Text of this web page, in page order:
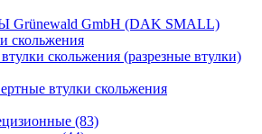
GmbH (DAK SMALL)
скольжения
скольжения (разрезные втулки)
втулки скольжения
(83)